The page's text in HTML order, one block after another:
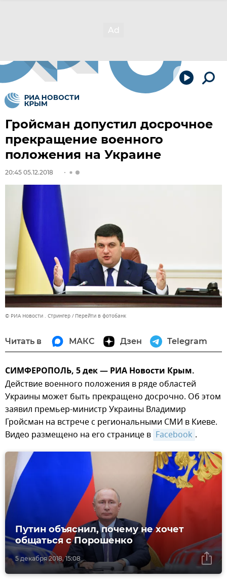
Гройсман допустил досрочное
прекращение военного
положения на Украине
20:45 05.12.2018
© РИА Новости . Стрингер Перейти в фотобанк
Читать в МАКС Дзен Telegram
СИМФЕРОПОЛЬ, 5 дек — РИА Новости Крым.
Действие военного положения в ряде областей
Украины может быть прекращено досрочно. Об этом
заявил премьер-министр Украины Владимир
Гройсман на встрече с региональными СМИ в Киеве.
Видео размещено на его странице в Facebook .
5 декабря 2018, 15:08
Путин объяснил, почему не хочет
общаться с Порошенко